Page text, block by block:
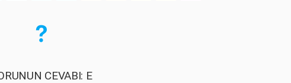
CEVABI: E